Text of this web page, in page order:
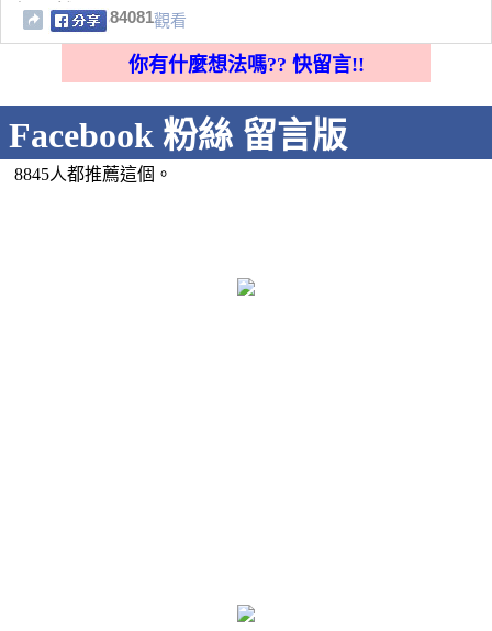
角果然是...84081觀看
你有什麼想法嗎?? 快留言!!
Facebook 粉絲 留言版
8845人都推薦這個。